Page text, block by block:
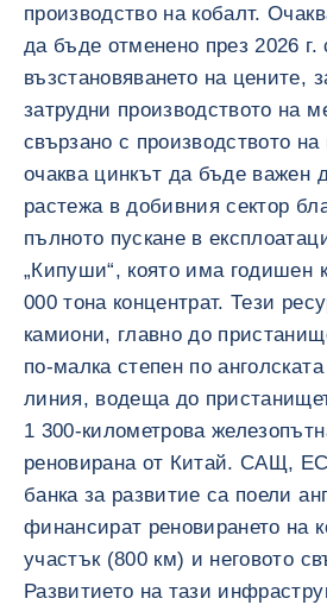
производство на кобалт.
да бъде отменено през 2026 г.
възстановяването на цените,
затрудни производството на
свързано с производството
очаква цинкът да бъде важен
растежа в добивния сектор
пълното пускане в
„Кипуши“, която има годишен
000 тона концентрат. Тези
камиони, главно до
по-малка степен по
линия, водеща до
1 300-километрова
реновирана от Китай. САЩ,
банка за развитие са поели
финансират реновирането на
участък (800 км) и неговото
Развитието на тази